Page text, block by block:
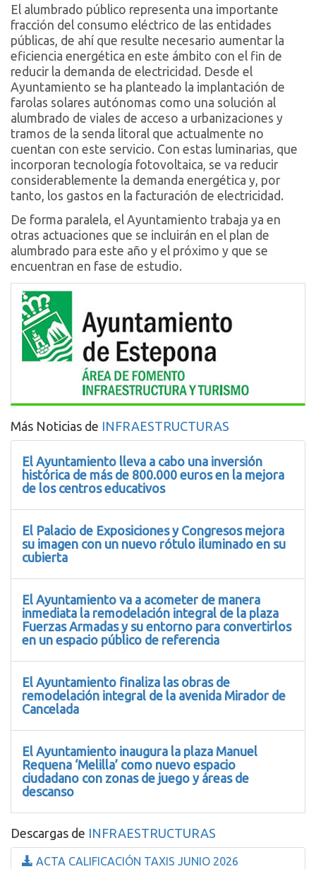
El alumbrado público representa una importante
fracción del consumo eléctrico de las entidades
públicas, de ahí que resulte necesario aumentar la
eficiencia energética en este ámbito con el fin de
reducir la demanda de electricidad. Desde el
Ayuntamiento se ha planteado la implantación de
farolas solares autónomas como una solución al
alumbrado de viales de acceso a urbanizaciones y
tramos de la senda litoral que actualmente no
cuentan con este servicio. Con estas luminarias, que
incorporan tecnología fotovoltaica, se va reducir
considerablemente la demanda energética y, por
tanto, los gastos en la facturación de electricidad.
De forma paralela, el Ayuntamiento trabaja ya en
otras actuaciones que se incluirán en el plan de
alumbrado para este año y el próximo y que se
encuentran en fase de estudio.
Más Noticias de INFRAESTRUCTURAS
El Ayuntamiento lleva a cabo una inversión
histórica de más de 800.000 euros en la mejora
de los centros educativos
El Palacio de Exposiciones y Congresos mejora
su imagen con un nuevo rótulo iluminado en su
cubierta
El Ayuntamiento va a acometer de manera
inmediata la remodelación integral de la plaza
Fuerzas Armadas y su entorno para convertirlos
en un espacio público de referencia
El Ayuntamiento finaliza las obras de
remodelación integral de la avenida Mirador de
Cancelada
El Ayuntamiento inaugura la plaza Manuel
Requena ‘Melilla’ como nuevo espacio
ciudadano con zonas de juego y áreas de
descanso
Descargas de INFRAESTRUCTURAS
ACTA CALIFICACIÓN TAXIS JUNIO 2026